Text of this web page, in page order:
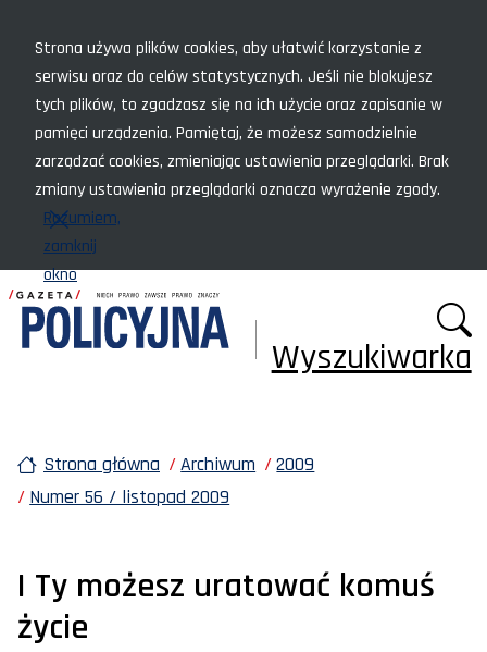
Strona używa plików cookies, aby ułatwić korzystanie z
serwisu oraz do celów statystycznych. Jeśli nie blokujesz
tych plików, to zgadzasz się na ich użycie oraz zapisanie w
pamięci urządzenia. Pamiętaj, że możesz samodzielnie
zarządzać cookies, zmieniając ustawienia przeglądarki. Brak
zmiany ustawienia przeglądarki oznacza wyrażenie zgody.
Rozumiem,
zamknij
okno
Wyszukiwarka
Strona główna Archiwum
2009
Numer 56 / listopad 2009
I Ty możesz uratować komuś
życie